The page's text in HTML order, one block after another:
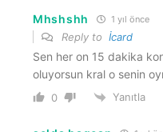
Mhshshh 1 yıl önce
Reply to İcard
Sen her on 15 dakika
oluyorsun kral o senin
0 Yanıtla